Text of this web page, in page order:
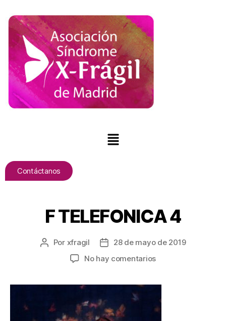
Contáctanos
F TELEFONICA 4
Por xfragil
28 de mayo de 2019
No hay comentarios